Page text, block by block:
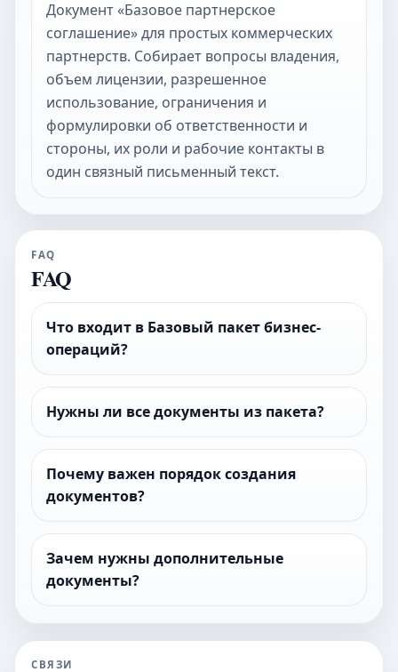
Документ «Базовое партнерское
соглашение» для простых коммерческих
партнерств. Собирает вопросы владения,
объем лицензии, разрешенное
использование, ограничения и
формулировки об ответственности и
стороны, их роли и рабочие контакты в
один связный письменный текст.
FAQ
FAQ
Что входит в Базовый пакет бизнес-
операций?
Нужны ли все документы из пакета?
Почему важен порядок создания
документов?
Зачем нужны дополнительные
документы?
СВЯЗИ